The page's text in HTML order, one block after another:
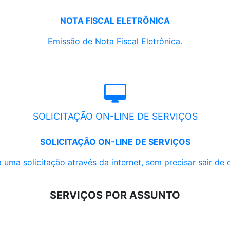
NOTA FISCAL ELETRÔNICA
Emissão de Nota Fiscal Eletrônica.
SOLICITAÇÃO ON-LINE DE SERVIÇOS
SOLICITAÇÃO ON-LINE DE SERVIÇOS
uma solicitação através da internet, sem precisar sair de
SERVIÇOS POR ASSUNTO